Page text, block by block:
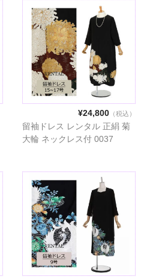
¥24,800 （税込）
留袖ドレス レンタル 正絹 菊
大輪 ネックレス付 0037